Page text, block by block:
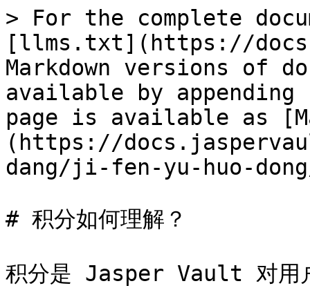
> For the complete
[llms.txt](https://
Markdown versions of
available by
page is available as
(https://
dang/ji-fen-yu-huo-
# 积分如何理解？
积分是 Jasper Vault 对用